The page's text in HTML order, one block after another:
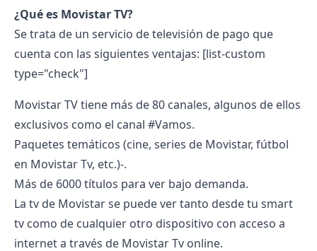
¿Qué es Movistar TV?
Se trata de un servicio de televisión de pago que
cuenta con las siguientes ventajas: [list-custom
type="check"]
Movistar TV tiene más de 80 canales, algunos de ellos
exclusivos como el canal #Vamos.
Paquetes temáticos (cine, series de Movistar, fútbol
en Movistar Tv, etc.)-.
Más de 6000 títulos para ver bajo demanda.
La tv de Movistar se puede ver tanto desde tu smart
tv como de cualquier otro dispositivo con acceso a
internet a través de Movistar Tv online.